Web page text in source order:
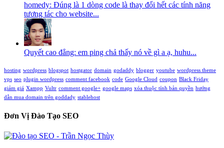
homedy: Đúng là 1 dòng code là thay đổi hết các tính năng
tương tác cho website...
Quyết cao đẳng: em ping chả thấy nó về gì a ạ, huhu...
hosting wordpress blogspot hostgator domain godaddy blogger youtube wordpress theme
vps seo plugin wordpress comment facebook code Google Cloud coupon Black Friday
giảm giá Xampp Vultr comment google+ google maps xóa thuộc tính bản quyền hướng
dẫn mua domain trên goddady stablehost
Đơn Vị Đào Tạo SEO